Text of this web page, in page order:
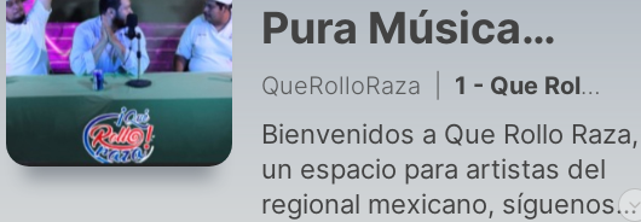
Pura Música
Duranguense
QueRolloRaza 1 - Que Rollo Raza - Pura Música Duranguense
Bienvenidos a Que Rollo Raza,
un espacio para artistas del
regional mexicano, síguenos